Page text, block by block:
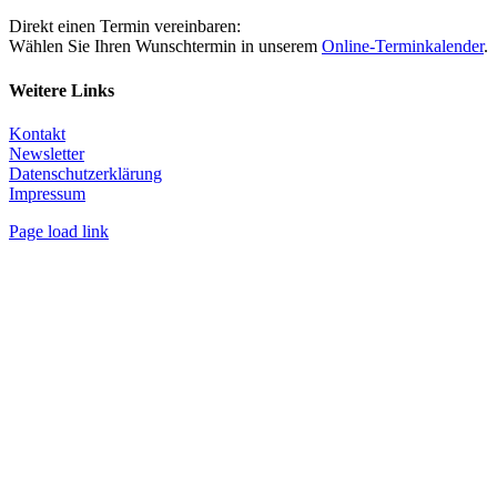
Direkt einen Termin vereinbaren:
Wählen Sie Ihren Wunschtermin in unserem Online-Terminkalender.
Weitere Links
Kontakt
Newsletter
Datenschutzerklärung
Impressum
Page load link